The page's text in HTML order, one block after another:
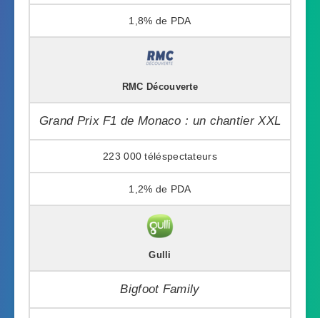
1,8%
RMC Découverte
Grand Prix F1 de Monaco : un chantier XXL
223 000
1,2%
Gulli
Bigfoot Family